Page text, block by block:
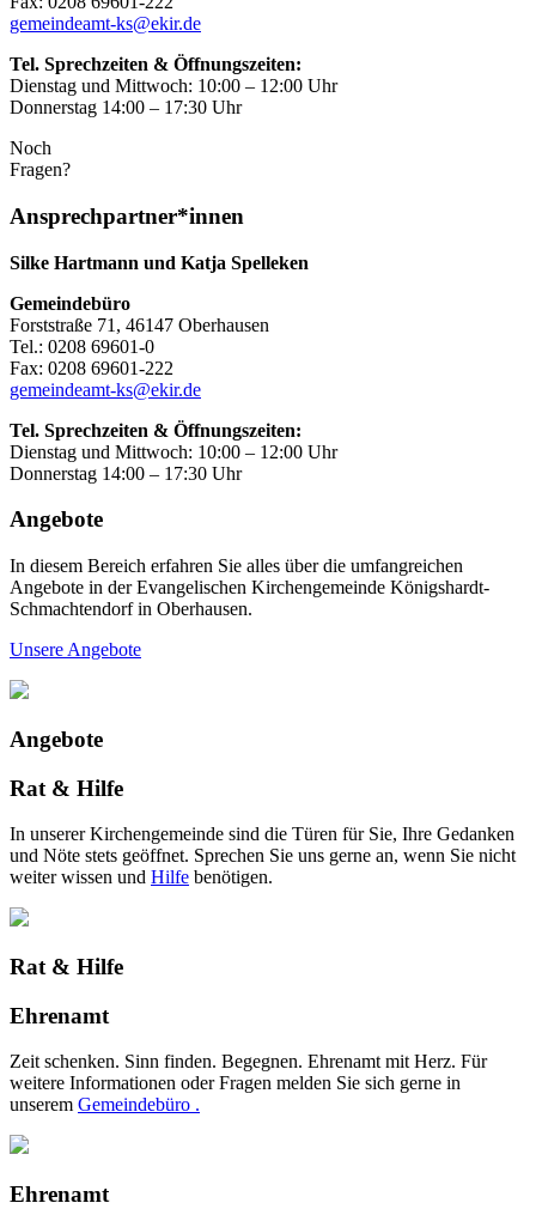
gemeindeamt-ks@ekir.de
Tel. Sprechzeiten & Öffnungszeiten:
Dienstag und Mittwoch: 10:00 – 12:00 Uhr
Donnerstag 14:00 – 17:30 Uhr
Noch
Fragen?
Ansprechpartner*innen
Silke Hartmann und Katja Spelleken
Gemeindebüro
Forststraße 71, 46147 Oberhausen
Tel.: 0208 69601-0
Fax: 0208 69601-222
gemeindeamt-ks@ekir.de
Tel. Sprechzeiten & Öffnungszeiten:
Dienstag und Mittwoch: 10:00 – 12:00 Uhr
Donnerstag 14:00 – 17:30 Uhr
Angebote
In diesem Bereich erfahren Sie alles über die umfangreichen
Angebote in der Evangelischen Kirchengemeinde Königshardt-
Schmachtendorf in Oberhausen.
Unsere Angebote
Angebote
Rat & Hilfe
In unserer Kirchengemeinde sind die Türen für Sie, Ihre Gedanken
und Nöte stets geöffnet. Sprechen Sie uns gerne an, wenn Sie nicht
weiter wissen und Hilfe benötigen.
Rat & Hilfe
Ehrenamt
Zeit schenken. Sinn finden. Begegnen. Ehrenamt mit Herz. Für
weitere Informationen oder Fragen melden Sie sich gerne in
unserem Gemeindebüro .
Ehrenamt